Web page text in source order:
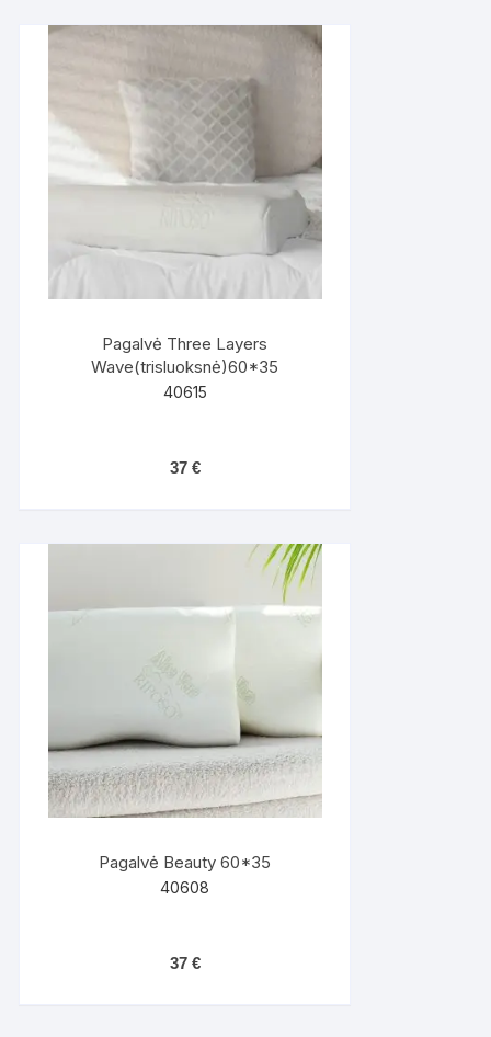
Pagalvė Three Layers
Wave(trisluoksnė)60*35
40615
37 €
Pagalvė Beauty 60*35
40608
37 €